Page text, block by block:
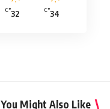
34
°C
32
°C
You Might Also Like